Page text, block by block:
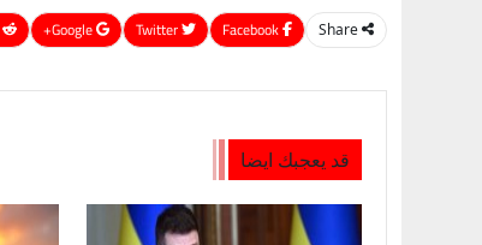
Share
Google+
قد يعجبك ايضا